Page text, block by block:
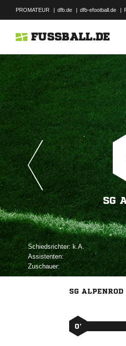
PROMATEUR | dfb.de | dfb-efootball.de |
FUSSBALL.DE
SG
Schiedsrichter:
Assistenten:
Zuschauer:
SG ALPENROD
0’